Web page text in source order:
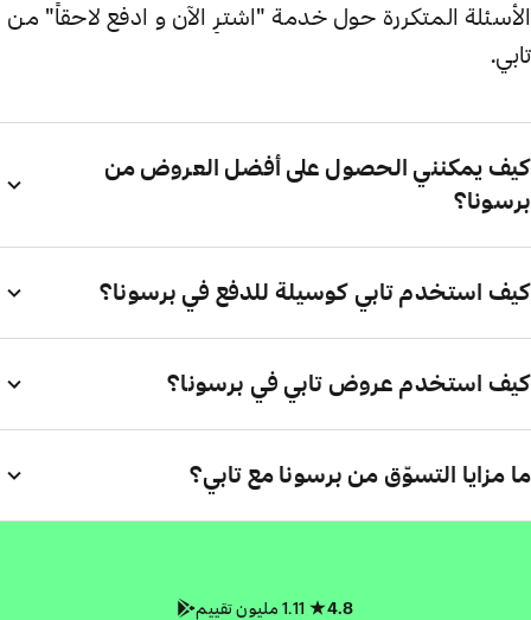
الأسئلة المتكررة حول خدمة "اشترِ الآن و ادفع لاحقاً" من
تابي.
كيف يمكنني الحصول على أفضل العروض من
برسونا؟
كيف استخدم تابي كوسيلة للدفع في برسونا؟
كيف استخدم عروض تابي في برسونا؟
ما مزايا التسوّق من برسونا مع تابي؟
4.8